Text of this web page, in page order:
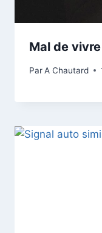
Mal de vivre
ParA Chautard